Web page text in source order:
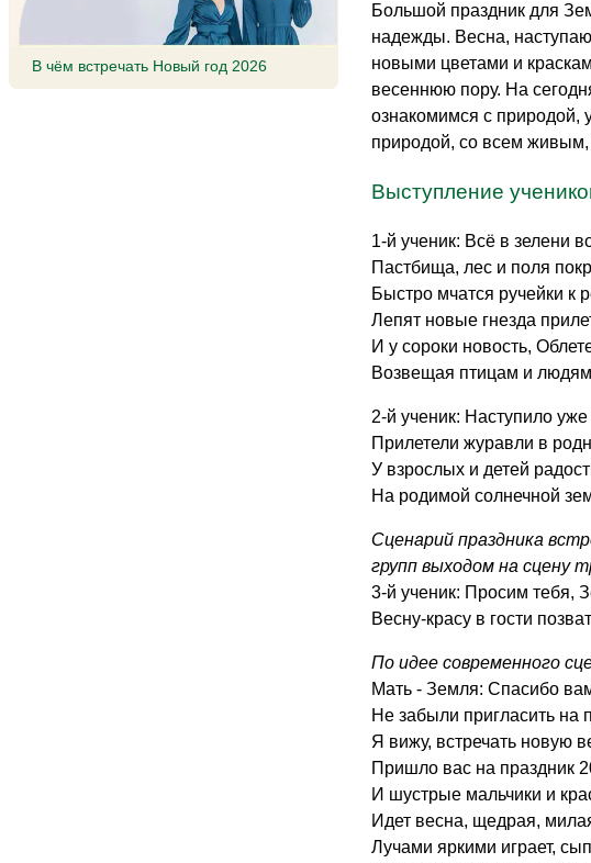
Большой праздник для
надежды. Весна,
новыми цветами и
весеннюю пору. На
ознакомимся с природой,
природой, со всем живым,
Выступление
1-й ученик: Всё в зелени
Пастбища, лес и поля
Быстро мчатся ручейки к
Лепят новые гнезда
И у сороки новость,
Возвещая птицам и
2-й ученик: Наступило
Прилетели журавли в
У взрослых и детей
На родимой солнечной
Сценарий праздника
групп выходом на сцену
3-й ученик: Просим тебя,
Весну-красу в гости
По идее современного
Мать - Земля: Спасибо
Не забыли пригласить на
Я вижу, встречать новую
Пришло вас на праздник
И шустрые мальчики и
Идет весна, щедрая,
Лучами яркими играет,
В чём встречать Новый год 2026